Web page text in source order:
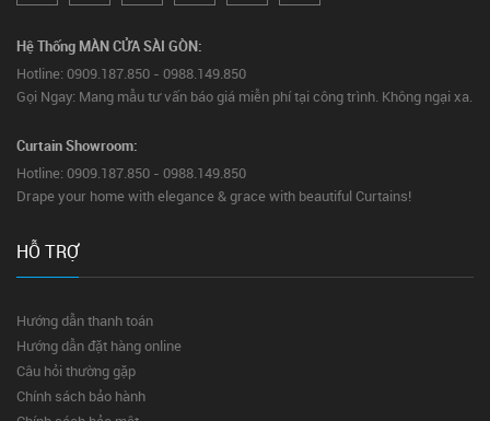
Hệ Thống MÀN CỬA SÀI GÒN:
Hotline: 0909.187.850 - 0988.149.850
Gọi Ngay: Mang mẫu tư vấn báo giá miễn phí tại công trình. Không ngại xa.
Curtain Showroom:
Hotline: 0909.187.850 - 0988.149.850
Drape your home with elegance & grace with beautiful Curtains!
HỖ TRỢ
Hướng dẫn thanh toán
Hướng dẫn đặt hàng online
Câu hỏi thường gặp
Chính sách bảo hành